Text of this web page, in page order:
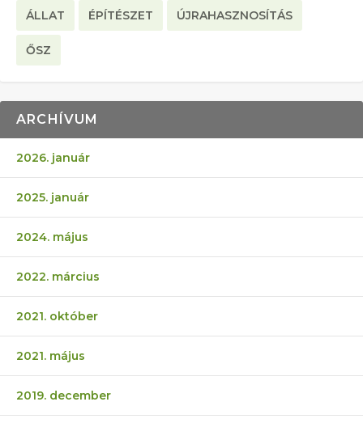
ÁLLAT ÉPÍTÉSZET ÚJRAHASZNOSÍTÁS
ŐSZ
ARCHÍVUM
2026. január
2025. január
2024. május
2022. március
2021. október
2021. május
2019. december